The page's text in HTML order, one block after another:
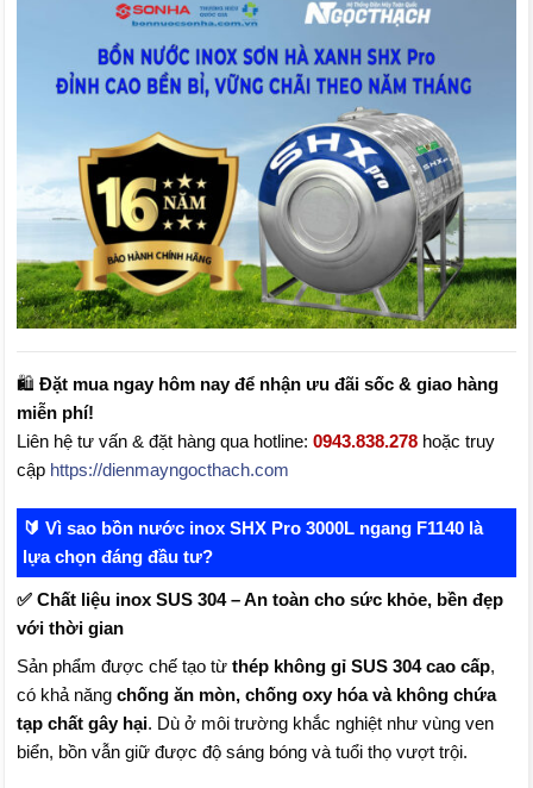
🛍️ Đặt mua ngay hôm nay để nhận ưu đãi sốc & giao hàng
miễn phí!
Liên hệ tư vấn & đặt hàng qua hotline: 0943.838.278hoặc truy
cập https://dienmayngocthach.com
🔰 Vì sao bồn nước inox SHX Pro 3000L ngang F1140 là
lựa chọn đáng đầu tư?
✅ Chất liệu inox SUS 304 – An toàn cho sức khỏe, bền đẹp
với thời gian
Sản phẩm được chế tạo từ thép không gỉ SUS 304 cao cấp,
có khả năng chống ăn mòn, chống oxy hóa và không chứa
tạp chất gây hại. Dù ở môi trường khắc nghiệt như vùng ven
biển, bồn vẫn giữ được độ sáng bóng và tuổi thọ vượt trội.